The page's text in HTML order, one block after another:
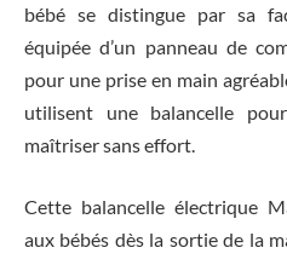
bébé se distingue par sa
équipée d’un panneau de
pour une prise en main
utilisent une balancelle
maîtriser sans effort.
Cette balancelle électrique
aux bébés dès la sortie de la